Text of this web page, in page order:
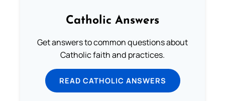
Catholic Answers
Get answers to common questions about
Catholic faith and practices.
READ CATHOLIC ANSWERS